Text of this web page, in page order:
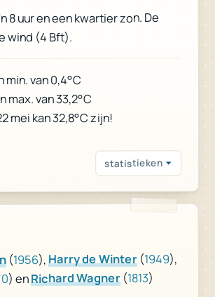
8 uur en een kwartier zon. De
wind (4 Bft).
min. van 0,4°C
max. van 33,2°C
mei kan 32,8°C zijn!
statistieken
(1956),Harry de Winter(1949),
) enRichard Wagner (1813)